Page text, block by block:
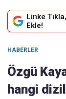
Linke
Ekle!
HABERLER
Özgü
hangi